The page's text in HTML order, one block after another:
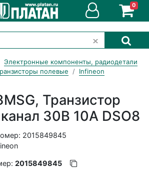
0
Электронные компоненты, радиодетали
полевые Infineon
Транзистор
30В 10A DSO8
2015849845
2015849845